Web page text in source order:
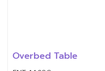
Overbed Table